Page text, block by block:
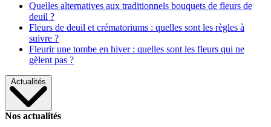
Quelles alternatives aux traditionnels bouquets de fleurs de
deuil ?
Fleurs de deuil et crématoriums : quelles sont les règles à
suivre ?
Fleurir une tombe en hiver : quelles sont les fleurs qui ne
gèlent pas ?
Actualités
Nos actualités